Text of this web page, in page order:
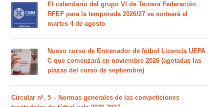
El calendario del grupo VI de Tercera Federación
RFEF para la temporada 2026/27 se sorteará el
martes 4 de agosto
Nuevo curso de Entrenador de fútbol Licencia UEFA
C que comenzará en noviembre 2026 (agotadas las
plazas del curso de septiembre)
Circular nº. 5 – Normas generales de las competiciones